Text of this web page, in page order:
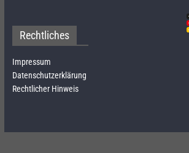
Rechtliches
Impressum
Datenschutzerklärung
Rechtlicher Hinweis